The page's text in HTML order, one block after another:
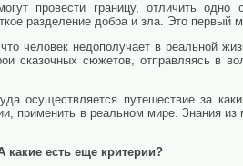
провести границу, отличить одно
разделение добра и зла. Это первый
человек недополучает в реальной
сказочных сюжетов, отправляясь в
путешествие за
применить в реальном мире. Знания
есть еще критерии?